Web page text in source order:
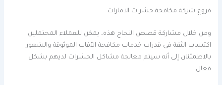
فروع شركة مكافحة حشرات الامارات
ومن خلال مشاركة قصص النجاح هذه، يمكن للعملاء المحتملين
اكتساب الثقة في قدرات خدمات مكافحة الآفات الموثوقة والشعور
بالاطمئنان إلى أنه سيتم معالجة مشاكل الحشرات لديهم بشكل
فعال.